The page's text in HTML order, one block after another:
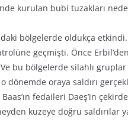
kurulan bubi tuzakları
bölgelerde oldukça
geçmişti. Önce
bu bölgelerde silahlı gruplar
dönemde oraya saldırı
Baas’ın fedaileri Daeş’in
kuzeye doğru saldırılar